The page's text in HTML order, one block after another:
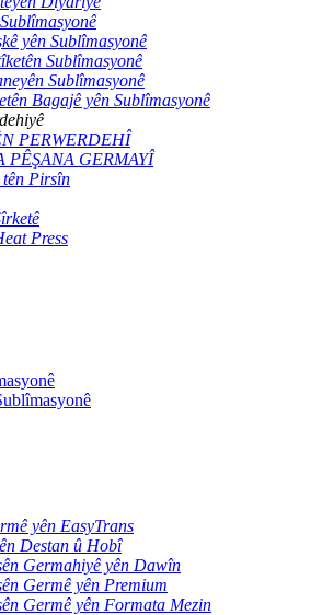
yên Sublîmasyonê
Sublîmasyonê
Sublîmasyonê
Bagajê yên Sublîmasyonê
PERWERDEHÎ
PÊŞANA GERMAYÎ
Pirsîn
Press
yên EasyTrans
Destan û Hobî
Germahiyê yên Dawîn
Germê yên Premium
Germê yên Formata Mezin